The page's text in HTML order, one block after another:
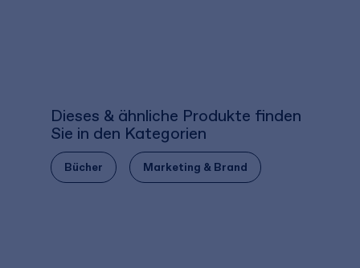
Dieses & ähnliche Produkte finden
Sie in den Kategorien
Bücher Marketing & Brand